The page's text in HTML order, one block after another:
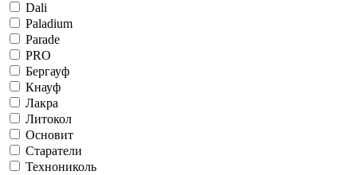
Dali
Paladium
Parade
PRO
Бергауф
Кнауф
Лакра
Литокол
Основит
Старатели
Технониколь